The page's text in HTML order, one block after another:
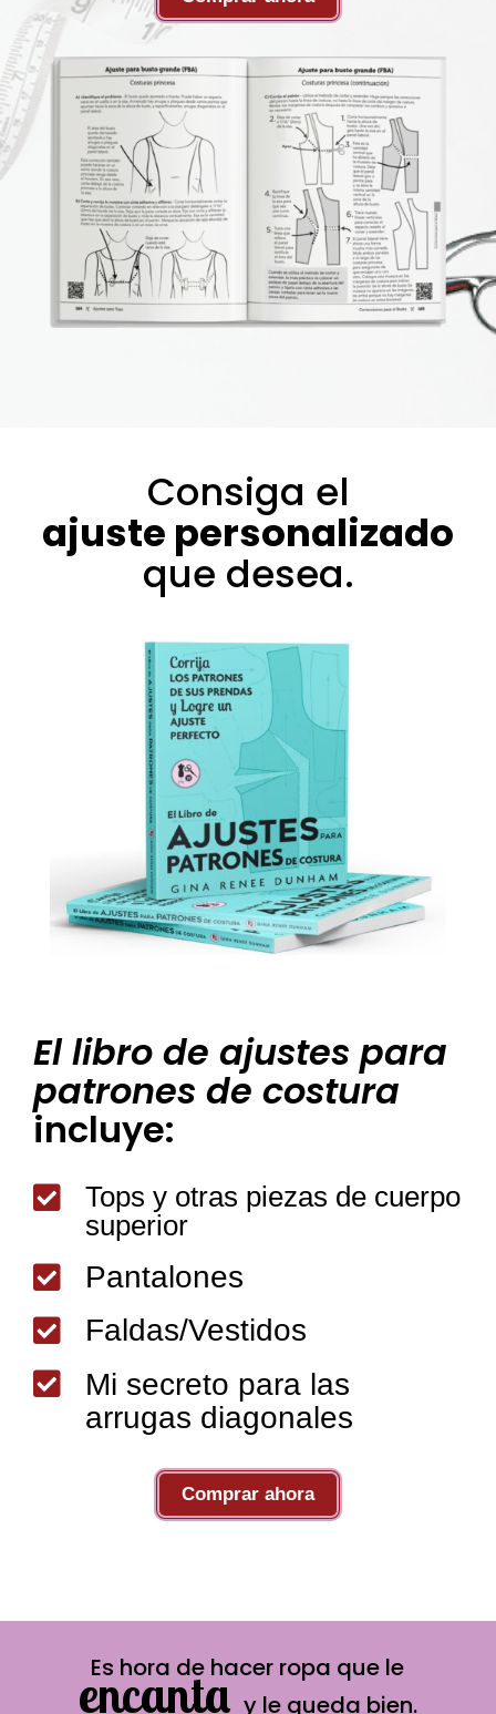
El libro de ajustes para
patrones de costura
incluye:

Tops y otras piezas de cuerpo
superior
 Pantalones
 Faldas/Vestidos

Mi secreto para las
arrugas diagonales
Comprar ahora
Consiga el
ajuste personalizado
que desea.
Es hora de hacer ropa que le
encanta y le queda bien.